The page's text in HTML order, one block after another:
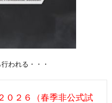
われる・・・
０２６（春季非公式試